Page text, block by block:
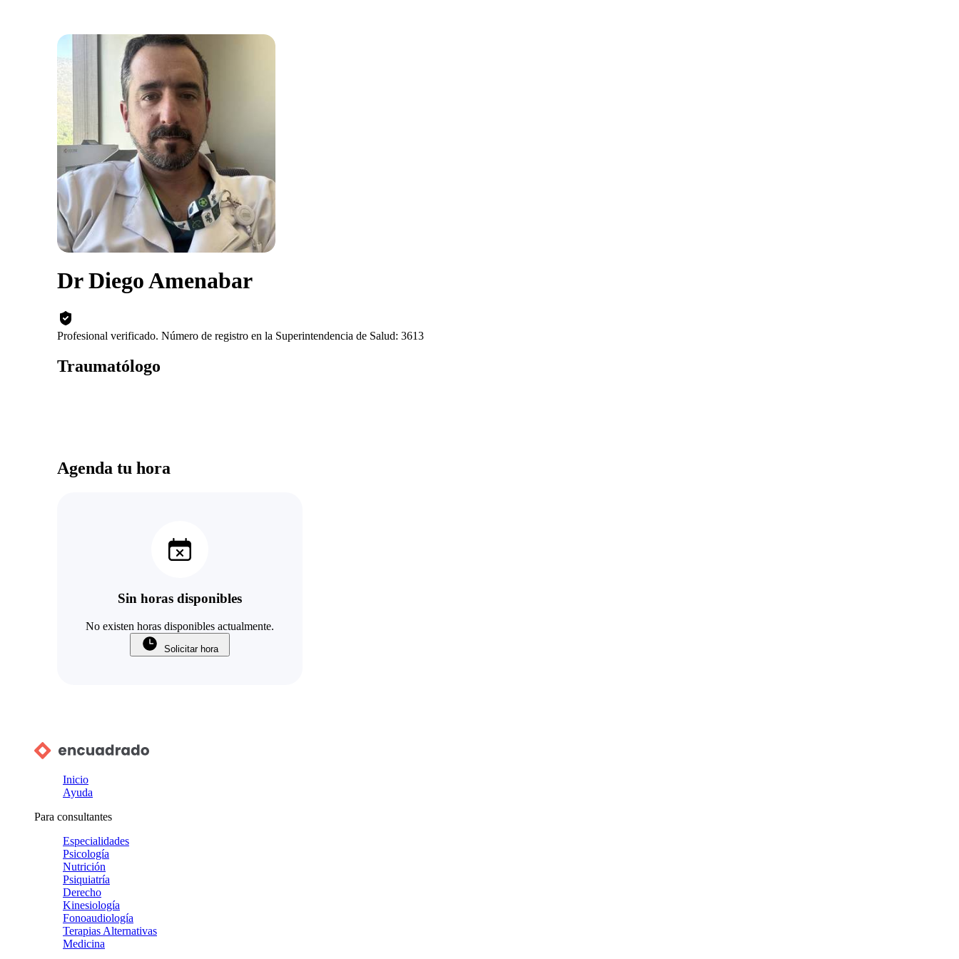
Dr Diego Amenabar
Profesional verificado. Número de registro en la Superintendencia de Salud: 3613
Traumatólogo
Agenda tu hora
Sin horas disponibles
No existen horas disponibles actualmente.
Solicitar hora
Inicio
Ayuda
Para consultantes
Especialidades
Psicología
Nutrición
Psiquiatría
Derecho
Kinesiología
Fonoaudiología
Terapias Alternativas
Medicina